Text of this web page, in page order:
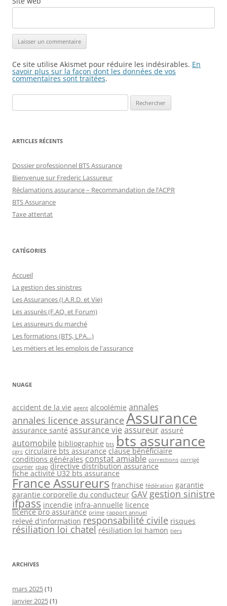
Ce site utilise Akismet pour réduire les indésirables. En
savoir plus sur la façon dont les données de vos
commentaires sont traitées.
ARTICLES RÉCENTS
Dossier professionnel BTS Assurance
Bienvenue sur Frederic Lassureur
Réclamations assurance – Recommandation de l’ACPR
BTS Assurance
Taxe attentat
CATÉGORIES
Accueil
La gestion des sinistres
Les Assurances (I.A.R.D. et Vie)
Les assurés (F.AQ. et Forum)
Les assureurs du marché
Les formations (BTS, LPA…)
Les métiers et les emplois de l'assurance
NUAGE
accident de la vie agent alcoolémie annales
annales licence assurance Assurance
assurance santé assurance vie assureur assuré
automobile bibliographie bts bts assurance
cgrc circulaire bts assurance clause bénéficiaire
conditions générales constat amiable corrections corrigé
courtier cpap directive distribution assurance
fiche activité U32 bts assurance
France Assureurs franchise fédération garantie
garantie corporelle du conducteur GAV gestion sinistre
ifpass incendie infra-annuelle licence
licence pro assurance prime rapport annuel
relevé d'information responsabilité civile risques
résiliation loi chatel résiliation loi hamon tiers
ARCHIVES
mars 2025(1)
janvier 2025(1)